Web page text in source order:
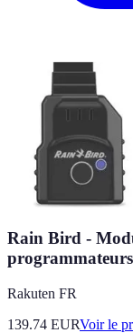
Rain Bird -
Rakuten FR
139.74 EURVoir le